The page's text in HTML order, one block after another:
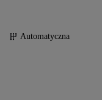
Automatyczna